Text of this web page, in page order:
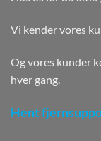
Vi kender vores
Og vores kunder
hver gang.
Hent